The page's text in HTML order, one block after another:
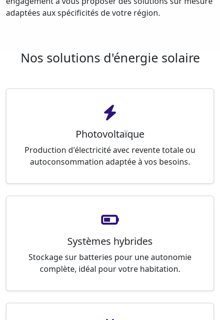
adaptées aux spécificités de votre région.
Nos solutions d'énergie solaire
Photovoltaïque
Production d'électricité avec revente totale ou
autoconsommation adaptée à vos besoins.
Systèmes hybrides
Stockage sur batteries pour une autonomie
complète, idéal pour votre habitation.